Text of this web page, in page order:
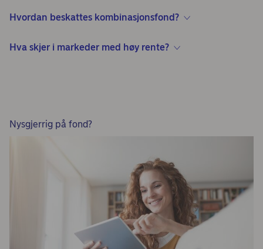
Hvordan beskattes kombinasjonsfond?
Hva skjer i markeder med høy rente?
Nysgjerrig på fond?